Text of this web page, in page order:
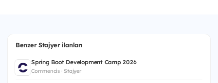
Benzer Stajyer ilanları
Spring Boot Development Camp 2026
Commencis · Stajyer